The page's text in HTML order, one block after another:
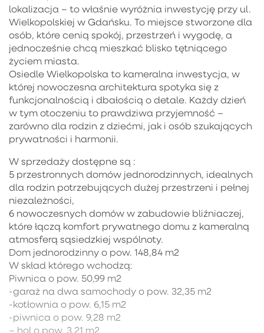
lokalizacja – to właśnie wyróżnia inwestycję przy ul.
Wielkopolskiej w Gdańsku. To miejsce stworzone dla
osób, które cenią spokój, przestrzeń i wygodę, a
jednocześnie chcą mieszkać blisko tętniącego
życiem miasta.
Osiedle Wielkopolska to kameralna inwestycja, w
której nowoczesna architektura spotyka się z
funkcjonalnością i dbałością o detale. Każdy dzień
w tym otoczeniu to prawdziwa przyjemność –
zarówno dla rodzin z dziećmi, jak i osób szukających
prywatności i harmonii.
W sprzedaży dostępne są :
5 przestronnych domów jednorodzinnych, idealnych
dla rodzin potrzebujących dużej przestrzeni i pełnej
niezależności,
6 nowoczesnych domów w zabudowie bliźniaczej,
które łączą komfort prywatnego domu z kameralną
atmosferą sąsiedzkiej wspólnoty.
Dom jednorodzinny o pow. 148,84 m2
W skład którego wchodzą:
Piwnica o pow. 50,99 m2
-garaż na dwa samochody o pow. 32,35 m2
-kotłownia o pow. 6,15 m2
-piwnica o pow. 9,28 m2
– hol o pow. 3,21 m2